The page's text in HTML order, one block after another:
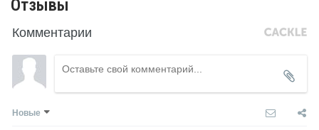
Отзывы
Комментарии
Новые